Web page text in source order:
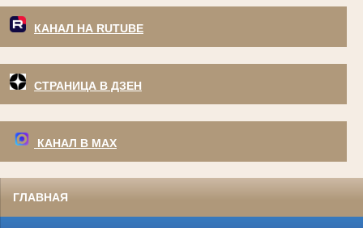
КАНАЛ НА RUTUBE
СТРАНИЦА В ДЗЕН
КАНАЛ В МАХ
ГЛАВНАЯ